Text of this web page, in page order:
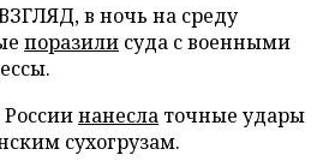
в ночь на среду
поразили суда с военными
нанесла точные удары
сухогрузам.